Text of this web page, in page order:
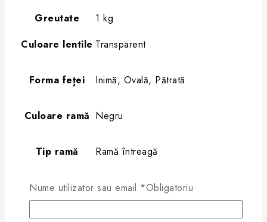
Greutate
1 kg
Culoare lentile Transparent
Forma feței Inimă, Ovală, Pătrată
Culoare ramă Negru
Tip ramă Ramă întreagă
Recenzii
Nu există comentarii încă.
Nume utilizator sau email *Obligatoriu